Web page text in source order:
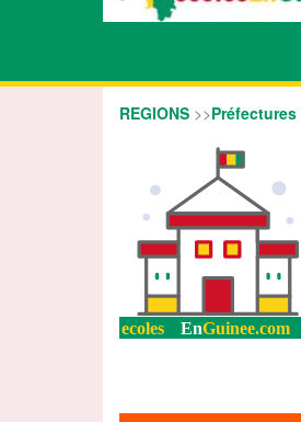
REGIONS >>Préfectures